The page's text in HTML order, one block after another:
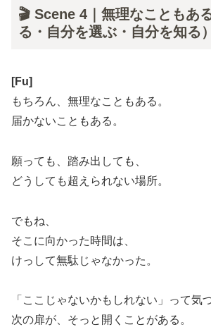
🎬 Scene 4｜無理なこともあ
る・自分を選ぶ・自分を知る）
[Fu]
もちろん、無理なこともある。
届かないこともある。
願っても、踏み出しても、
どうしても超えられない場所。
でもね、
そこに向かった時間は、
けっして無駄じゃなかった。
「ここじゃないかもしれない」って気
次の扉が、そっと開くことがある。